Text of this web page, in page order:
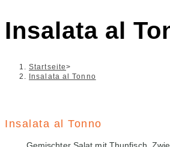
Insalata al
Startseite>
Insalata al Tonno
Insalata al Tonno